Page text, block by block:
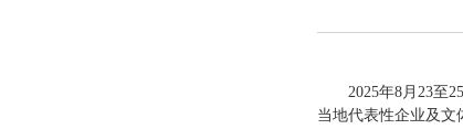
2025年8月23至
当地代表性企业及文